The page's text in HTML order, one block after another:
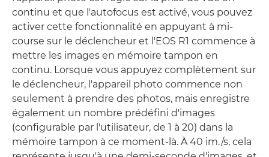
continu et que l'autofocus est activé, vous pouvez
activer cette fonctionnalité en appuyant à mi-
course sur le déclencheur et l'EOS R1 commence à
mettre les images en mémoire tampon en
continu. Lorsque vous appuyez complètement sur
le déclencheur, l'appareil photo commence non
seulement à prendre des photos, mais enregistre
également un nombre prédéfini d'images
(configurable par l'utilisateur, de 1 à 20) dans la
mémoire tampon à ce moment-là. À 40 im./s, cela